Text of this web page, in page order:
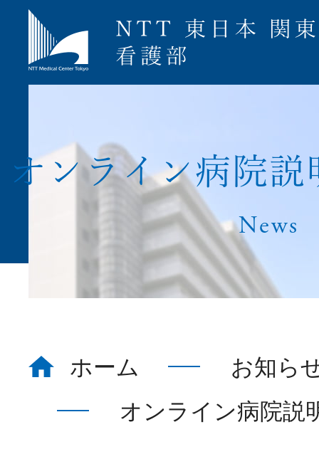
ホーム
募集要項
ナース専科就
オ ンライン病 院説
News
ホーム
お知ら
オンライン病院説